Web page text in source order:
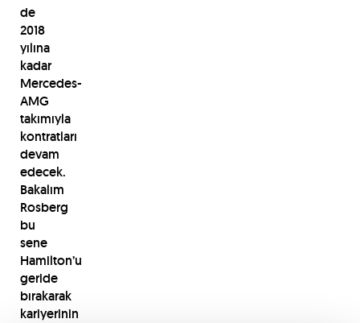
de
2018
yılına
kadar
Mercedes-
AMG
takımıyla
kontratları
devam
edecek.
Bakalım
Rosberg
bu
sene
Hamilton’u
geride
bırakarak
kariyerinin